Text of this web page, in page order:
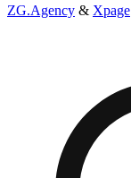
ZG.Agency & Xpage